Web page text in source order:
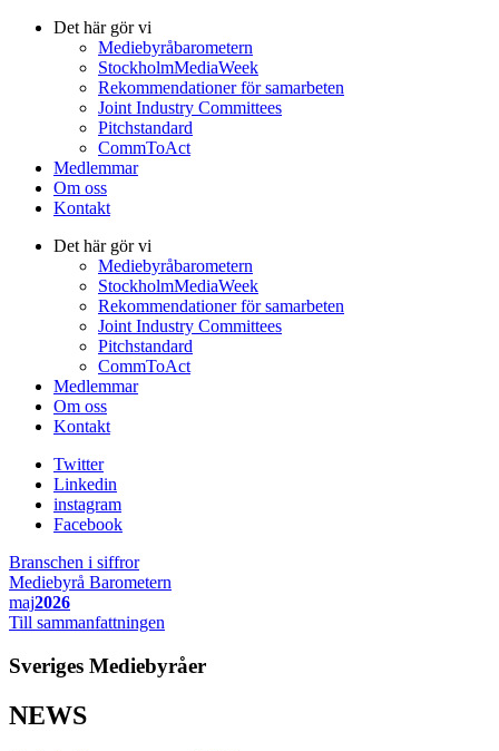
Det här gör vi
Mediebyråbarometern
StockholmMediaWeek
Rekommendationer för samarbeten
Joint Industry Committees
Pitchstandard
CommToAct
Medlemmar
Om oss
Kontakt
Det här gör vi
Mediebyråbarometern
StockholmMediaWeek
Rekommendationer för samarbeten
Joint Industry Committees
Pitchstandard
CommToAct
Medlemmar
Om oss
Kontakt
Twitter
Linkedin
instagram
Facebook
Branschen i siffror
Mediebyrå Barometern
maj2026
Till sammanfattningen
Sveriges Mediebyråer
NEWS